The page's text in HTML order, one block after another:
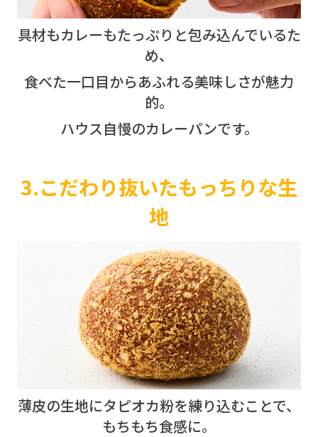
具材もカレーもたっぷりと包み込んでいるた
め、
食べた一口目からあふれる美味しさが魅力
的。
ハウス自慢のカレーパンです。
3.こだわり抜いたもっちりな生
地
薄皮の生地にタピオカ粉を練り込むことで、
もちもち食感に。